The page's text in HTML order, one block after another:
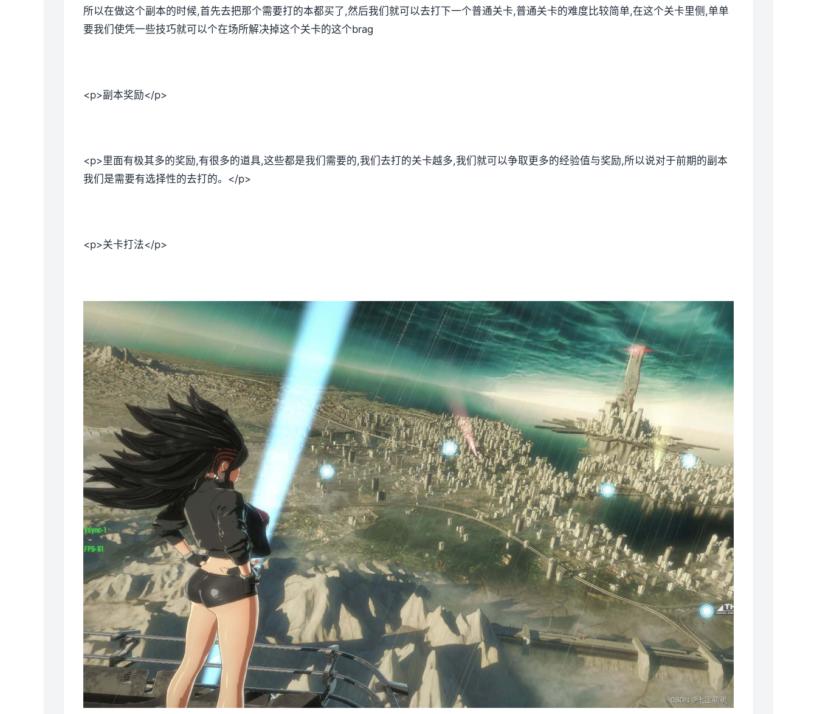
所以在做这个副本的时候,首先去把那个需要打的本都买了,然后我们就可以去打下一个普通关卡,普通关卡的难度比较简单,在这个关卡里侧,单单
要我们使凭一些技巧就可以个在场所解决掉这个关卡的这个brag
<p>副本奖励</p>
<p>里面有极其多的奖励,有很多的道具,这些都是我们需要的,我们去打的关卡越多,我们就可以争取更多的经验值与奖励,所以说对于前期的副本
我们是需要有选择性的去打的。</p>
<p>关卡打法</p>